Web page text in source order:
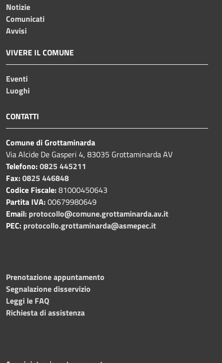
Notizie
Comunicati
Avvisi
VIVERE IL COMUNE
Eventi
Luoghi
CONTATTI
Comune di Grottaminarda
Via Alcide De Gasperi 4, 83035 Grottaminarda AV
Telefono:0825 445211
Fax:0825 446848
Codice Fiscale:81000450643
Partita IVA:00679980649
Email: protocollo@comune.grottaminarda.av.it
PEC: protocollo.grottaminarda@asmepec.it
Prenotazione appuntamento
Segnalazione disservizio
Leggi le FAQ
Richiesta di assistenza